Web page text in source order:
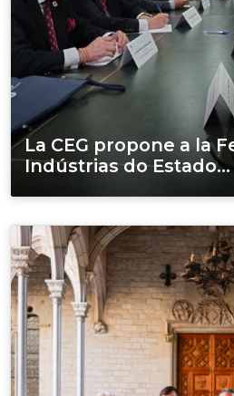
La CEG propone a la
Indústrias do Estado...